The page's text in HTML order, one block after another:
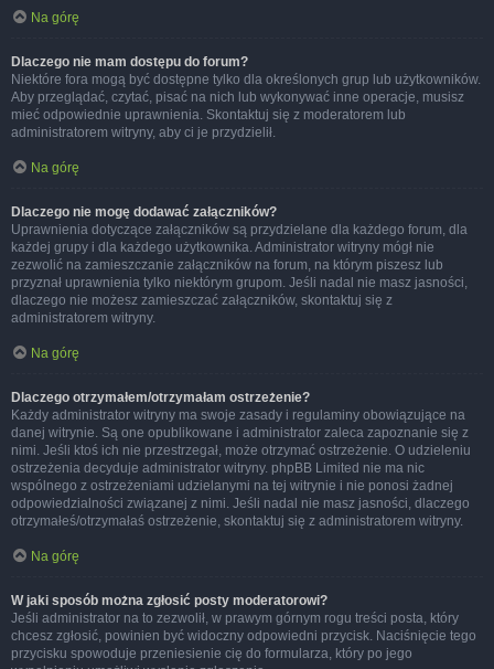
Na górę
Dlaczego nie mam dostępu do forum?
Niektóre fora mogą być dostępne tylko dla określonych grup lub użytkowników.
Aby przeglądać, czytać, pisać na nich lub wykonywać inne operacje, musisz
mieć odpowiednie uprawnienia. Skontaktuj się z moderatorem lub
administratorem witryny, aby ci je przydzielił.
Na górę
Dlaczego nie mogę dodawać załączników?
Uprawnienia dotyczące załączników są przydzielane dla każdego forum, dla
każdej grupy i dla każdego użytkownika. Administrator witryny mógł nie
zezwolić na zamieszczanie załączników na forum, na którym piszesz lub
przyznał uprawnienia tylko niektórym grupom. Jeśli nadal nie masz jasności,
dlaczego nie możesz zamieszczać załączników, skontaktuj się z
administratorem witryny.
Na górę
Dlaczego otrzymałem/otrzymałam ostrzeżenie?
Każdy administrator witryny ma swoje zasady i regulaminy obowiązujące na
danej witrynie. Są one opublikowane i administrator zaleca zapoznanie się z
nimi. Jeśli ktoś ich nie przestrzegał, może otrzymać ostrzeżenie. O udzieleniu
ostrzeżenia decyduje administrator witryny. phpBB Limited nie ma nic
wspólnego z ostrzeżeniami udzielanymi na tej witrynie i nie ponosi żadnej
odpowiedzialności związanej z nimi. Jeśli nadal nie masz jasności, dlaczego
otrzymałeś/otrzymałaś ostrzeżenie, skontaktuj się z administratorem witryny.
Na górę
W jaki sposób można zgłosić posty moderatorowi?
Jeśli administrator na to zezwolił, w prawym górnym rogu treści posta, który
chcesz zgłosić, powinien być widoczny odpowiedni przycisk. Naciśnięcie tego
przycisku spowoduje przeniesienie cię do formularza, który po jego